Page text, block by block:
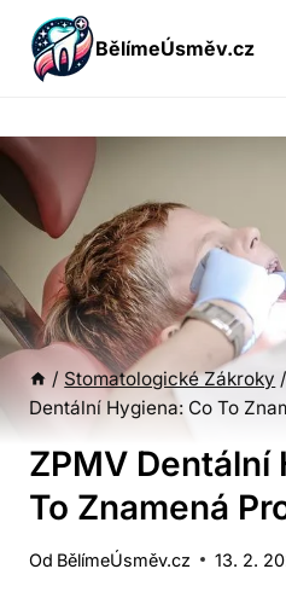
Přeskočit
obsah
BělímeÚsměv.cz
/ Stomatologické Zákroky /
Dentální Hygiena: Co To
ZPMV Dentální
To Znamená
Od BělímeÚsměv.cz 13. 2.